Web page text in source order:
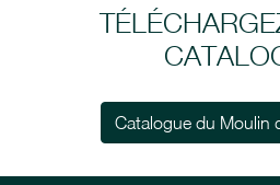
Catalogue du Moulin